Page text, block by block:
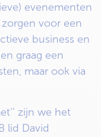
evenementen
voor een
business en
graag een
maar ook via
zijn we het
lid David